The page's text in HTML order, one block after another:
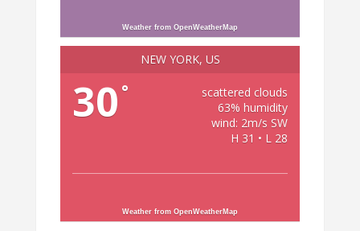
Weather from OpenWeatherMap
NEW YORK, US
30 °
scattered clouds
63% humidity
wind: 2m/s SW
H 31 • L 28
Weather from OpenWeatherMap